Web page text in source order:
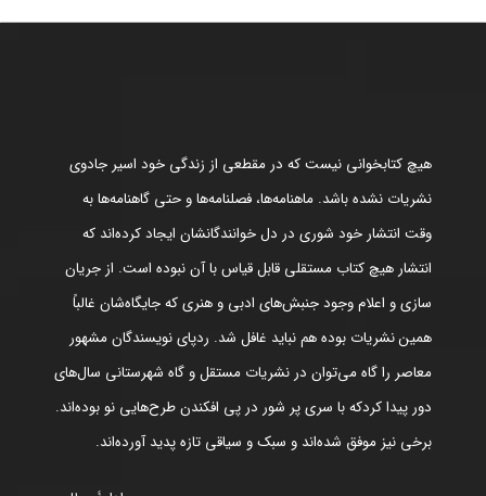
هیچ کتابخوانی نیست که در مقطعی از زندگی خود اسیر جادوی
نشریات نشده باشد. ماهنامه‌ها، فصلنامه‌ها و حتی گاهنامه‌ها به
وقت انتشار خود شوری در دل خوانندگانشان ایجاد کرده‌اند که
انتشار هیچ کتاب مستقلی قابل قیاس با آن نبوده است. از جریان
سازی و اعلام وجود جنبش‌های ادبی و هنری که جایگاه‌شان غالباً
همین نشریات بوده هم نباید غافل شد. ردپای نویسندگان مشهور
معاصر را گاه می‌توان در نشریات مستقل و گاه شهرستانی سال‌های
دور پیدا کردکه با سری پر شور در پی افکندن طرح‌هایی نو بوده‌اند.
برخی نیز موفق شده‌اند و سبک و سیاقی تازه پدید آورده‌اند.